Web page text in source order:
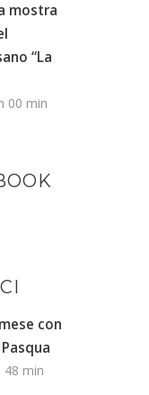
mostra
“La
00 min
con
48 min